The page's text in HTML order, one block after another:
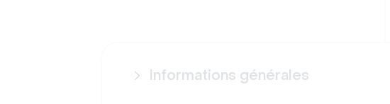
Informations générales